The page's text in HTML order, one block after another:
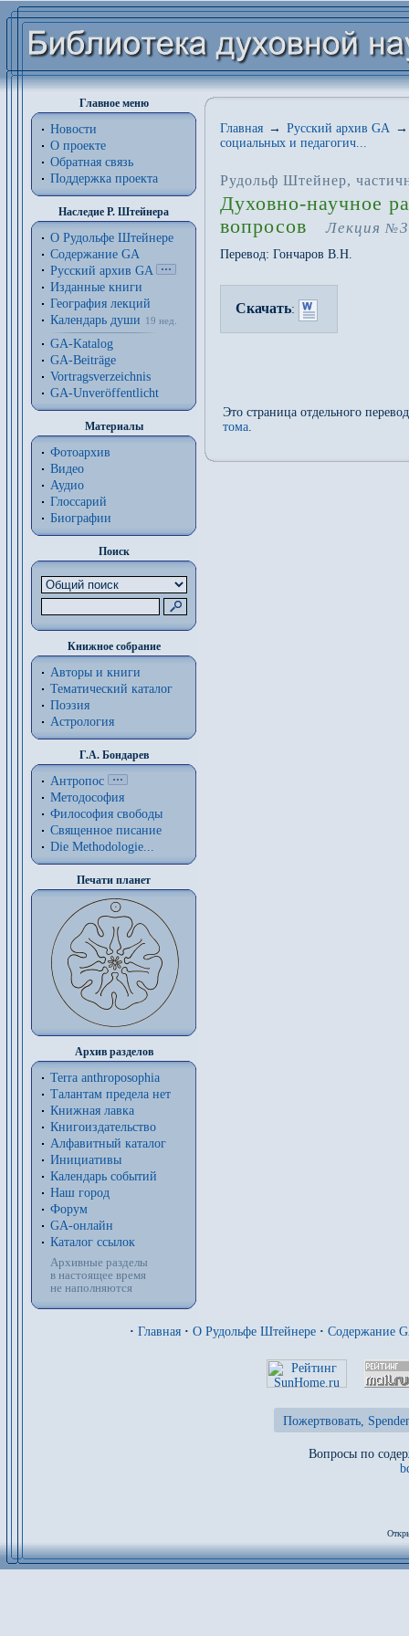
Главное меню
Новости
О проекте
Обратная связь
Поддержка проекта
Наследие Р. Штейнера
О Рудольфе Штейнере
Содержание GA
Русский архив GA
Изданные книги
География лекций
Календарь души
19 нед.
GA-Katalog
GA-Beiträge
Vortragsverzeichnis
GA-Unveröffentlicht
Материалы
Фотоархив
Видео
Аудио
Глоссарий
Биографии
Поиск
Книжное собрание
Авторы и книги
Тематический каталог
Поэзия
Астрология
Г.А. Бондарев
Антропос
Методософия
Философия cвободы
Священное писание
Die Methodologie...
Печати планет
Архив разделов
Terra anthroposophia
Талантам предела нет
Книжная лавка
Книгоиздательство
Алфавитный каталог
Инициативы
Календарь событий
Наш город
Форум
GA-онлайн
Каталог ссылок
Архивные разделы
в настоящее время
не наполняются
Главная → Русский архив GA →
социальных и педагогич...
Рудольф Штейнер,
Духовно-научное
вопросов
Лекция №3
Перевод: Гончаров В.Н.
Скачать:
Это страница отдельного
тома.
· Главная · О Рудольфе Штейнере · Содержание
Пожертвовать,
Вопросы по